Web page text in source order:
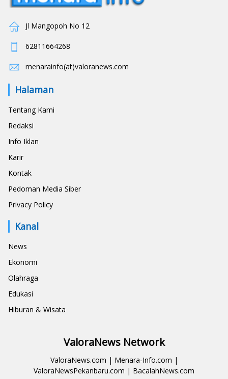
Jl Mangopoh No 12
62811664268
menarainfo(at)valoranews.com
Halaman
Tentang Kami
Redaksi
Info Iklan
Karir
Kontak
Pedoman Media Siber
Privacy Policy
Kanal
News
Ekonomi
Olahraga
Edukasi
Hiburan & Wisata
ValoraNews Network
ValoraNews.com | Menara-Info.com |
ValoraNewsPekanbaru.com | BacalahNews.com